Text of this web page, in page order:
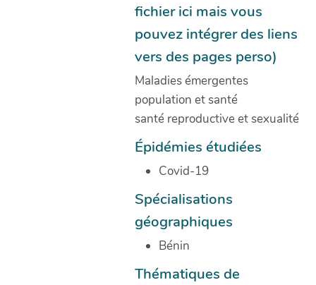
fichier ici mais vous
pouvez intégrer des liens
vers des pages perso)
Maladies émergentes
population et santé
santé reproductive et sexualité
Épidémies étudiées
Covid-19
Spécialisations
géographiques
Bénin
Thématiques de